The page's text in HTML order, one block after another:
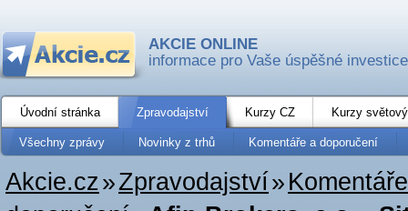
AKCIE ONLINE
informace pro Vaše úspěšné investice
Úvodní stránka Zpravodajství Kurzy CZ Kurzy
Všechny zprávy Novinky z trhů Komentáře a doporučení
Akcie.cz»Zpravodajství»